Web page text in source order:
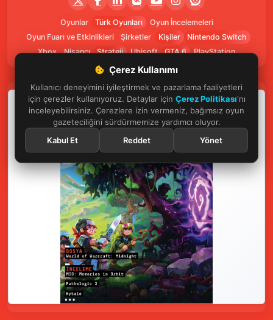
Çerez Kullanımı
Kullanıcı deneyimini iyileştirmek ve pazarlama faaliyetleri
için çerezler kullanıyoruz. Detaylar için Çerez Politikası'nı
inceleyebilirsiniz. Çerezlere izin vermeniz, bağımsız oyun
gazeteciliğini sürdürmemize yardımcı oluyor.
Kabul Et
Reddet Yönet
Oyunlar Türk Oyunları
Oyun İncelemeleri
Oyun Fuarı ve Etkinlikleri
Şirketler Kişiler
Nintendo Switch
Xbox
Nişancı Strateji Ubisoft GTA 6 PlayStation